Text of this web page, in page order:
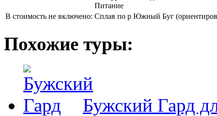
Питание
В стоимость не включено: Сплав по р Южный Буг
Похожие туры:
Бужский Гард